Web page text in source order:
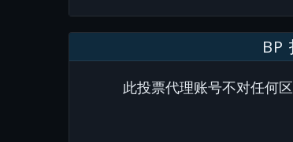
BP
此投票代理账号不对任何